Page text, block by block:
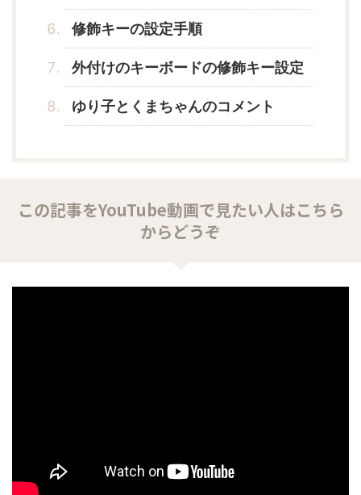
修飾キーの設定手順
外付けのキーボードの修飾キー設定
ゆり子とくまちゃんのコメント
この記事をYouTube動画で見たい人はこちら
からどうぞ